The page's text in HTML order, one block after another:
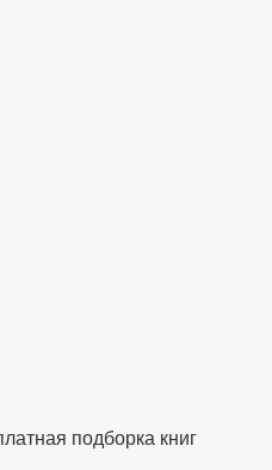
подборка книг